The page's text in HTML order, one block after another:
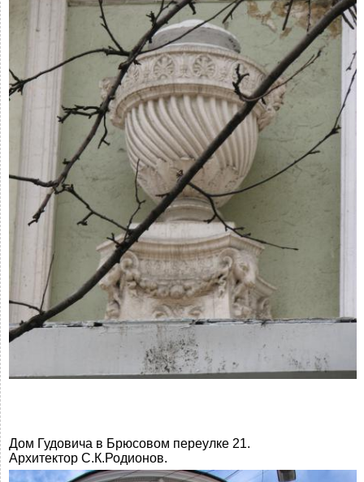
Дом Гудовича в Брюсовом переулке 21.
Архитектор С.К.Родионов.